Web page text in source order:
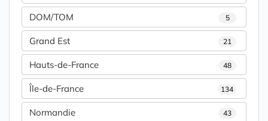
DOM/TOM 5
Grand Est 21
Hauts-de-France 48
Île-de-France 134
Normandie 43